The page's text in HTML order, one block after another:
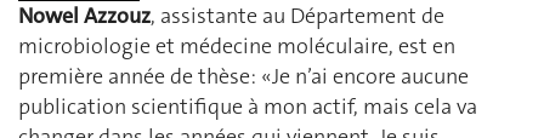
Nowel Azzouz, assistante au Département de
microbiologie et médecine moléculaire, est en
première année de thèse: «Je n’ai encore aucune
publication scientifique à mon actif, mais cela va